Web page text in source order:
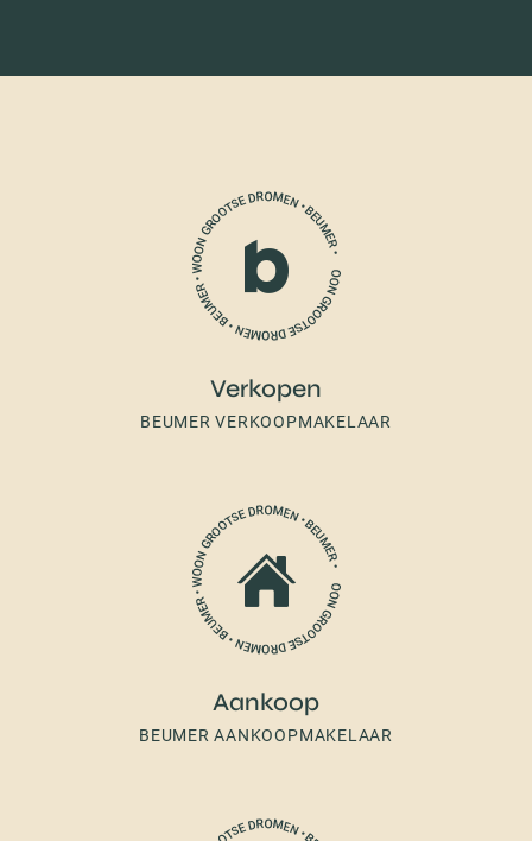
Verkopen
BEUMER VERKOOPMAKELAAR
Aankoop
BEUMER AANKOOPMAKELAAR